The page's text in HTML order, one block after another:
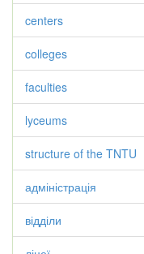
centers
colleges
faculties
lyceums
structure of the TNTU
адміністрація
відділи